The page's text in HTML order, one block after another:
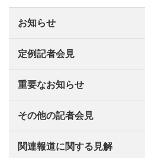
お知らせ
定例記者会見
重要なお知らせ
その他の記者会見
関連報道に関する見解